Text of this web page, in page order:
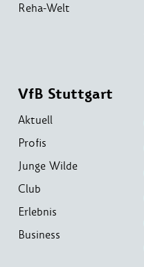
Reha-Welt
VfB Stuttgart
Aktuell
Profis
Junge Wilde
Club
Erlebnis
Business